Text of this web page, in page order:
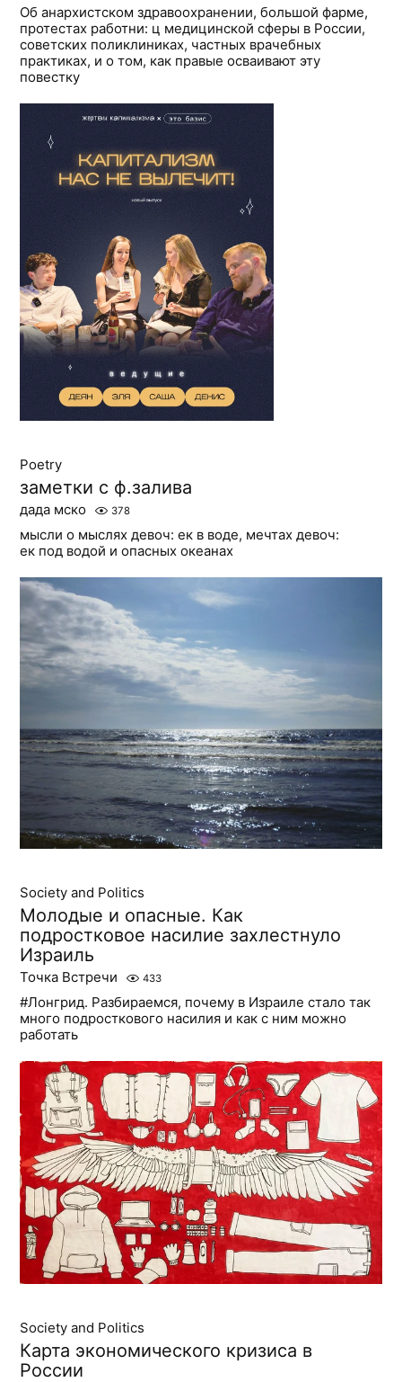
Об анархистском здравоохранении, большой фарме,
протестах работни: ц медицинской сферы в России,
советских поликлиниках, частных врачебных
практиках, и о том, как правые осваивают эту
повестку
Poetry
заметки с ф.залива
дада мско 378
мысли о мыслях девоч: ек в воде, мечтах девоч:
ек под водой и опасных океанах
Society and Politics
Молодые и опасные. Как
подростковое насилие захлестнуло
Израиль
Точка Встречи 433
#Лонгрид. Разбираемся, почему в Израиле стало так
много подросткового насилия и как с ним можно
работать
Society and Politics
Карта экономического кризиса в
России